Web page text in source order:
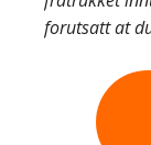
forutsatt at